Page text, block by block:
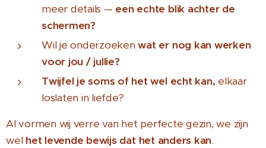
meer details — een echte blik achter de
schermen?
Wil je onderzoekenwat er nog kan werken
voor jou / jullie?
Twijfel je soms of het wel echt kan, elkaar
loslaten in liefde?
Al vormen wij verre van het perfecte gezin, we zijn
wel het levende bewijs dat het anders kan.